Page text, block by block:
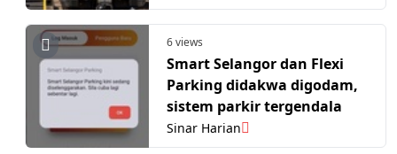
6 views
Smart Selangor dan Flexi
Parking didakwa digodam,
sistem parkir tergendala
Sinar Harian